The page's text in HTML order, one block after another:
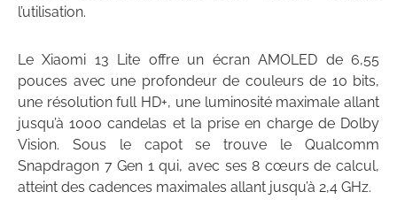
l’utilisation.
Le Xiaomi 13 Lite offre un écran AMOLED de 6,55
pouces avec une profondeur de couleurs de 10 bits,
une résolution full HD+, une luminosité maximale allant
jusqu’à 1000 candelas et la prise en charge de Dolby
Vision. Sous le capot se trouve le Qualcomm
Snapdragon 7 Gen 1 qui, avec ses 8 cœurs de calcul,
atteint des cadences maximales allant jusqu’à 2,4 GHz.